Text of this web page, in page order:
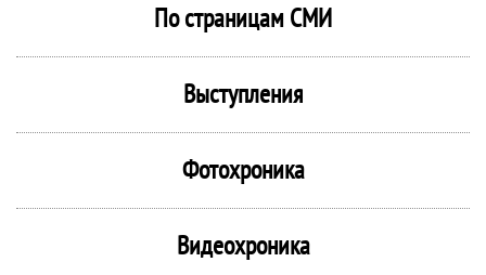
По страницам СМИ
Выступления
Фотохроника
Видеохроника